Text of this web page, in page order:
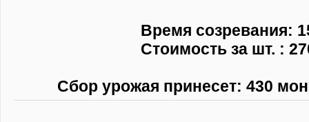
Время созревания:
Стоимость за шт. :
Сбор урожая принесет: 430